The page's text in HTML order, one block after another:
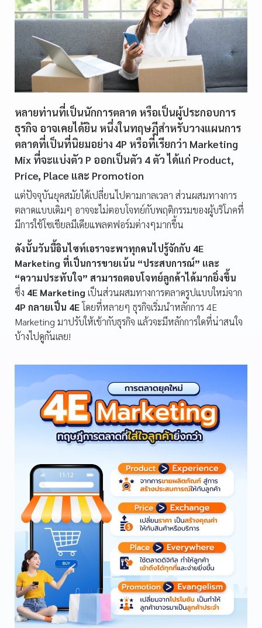
หลายท่านที่เป็นนักการตลาด หรือเป็นผู้ประกอบการ
ธุรกิจ อาจเคยได้ยิน หนึ่งในทฤษฎีสำหรับวางแผนการ
ตลาดที่เป็นที่นิยมอย่าง 4P หรือที่เรียกว่า Marketing
Mix ที่จะแบ่งตัว P ออกเป็นตัว 4 ตัว ได้แก่ Product,
Price, Place และ Promotion
แต่ปัจจุบันยุคสมัยได้เปลี่ยนไปตามกาลเวลา ส่วนผสมทางการ
ตลาดแบบเดิมๆ อาจจะไม่ตอบโจทย์กับพฤติกรรมของผู้บริโภคที่
มีการใช้โซเชียลมีเดียแพลตฟอร์มต่างๆมากขึ้น
ดังนั้นวันนี้อินไซท์เอราจะพาทุกคนไปรู้จักกับ 4E
Marketing ที่เป็นการขายเน้น “ประสบการณ์” และ
“ความประทับใจ” สามารถตอบโจทย์ลูกค้าได้มากยิ่งขึ้น
ซึ่ง 4E Marketing เป็นส่วนผสมทางการตลาดรูปแบบใหม่จาก
4P กลายเป็น 4E โดยที่หลายๆ ธุรกิจเริ่มนำหลักการ 4E
Marketing มาปรับให้เข้ากับธุรกิจ แล้วจะมีหลักการใดที่น่าสนใจ
บ้างไปดูกันเลย!